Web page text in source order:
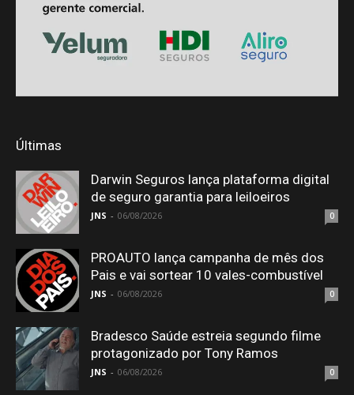
Últimas
Darwin Seguros lança plataforma digital
de seguro garantia para leiloeiros
JNS - 06/08/2026 0
PROAUTO lança campanha de mês dos
Pais e vai sortear 10 vales-combustível
JNS - 06/08/2026 0
Bradesco Saúde estreia segundo filme
protagonizado por Tony Ramos
JNS - 06/08/2026 0